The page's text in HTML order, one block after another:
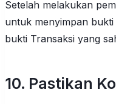
Setelah melakukan
untuk menyimpan
bukti Transaksi yang
10. Pastikan